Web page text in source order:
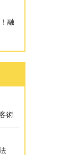
融
術